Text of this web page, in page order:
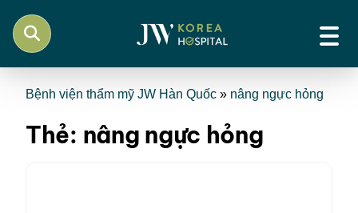
Bệnh viện thẩm mỹ JW Hàn Quốc » nâng ngực hỏng
Thẻ: nâng ngực hỏng